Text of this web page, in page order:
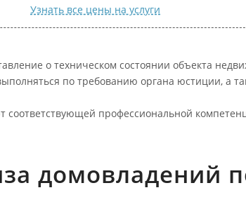
Узнать все цены на услуги
о техническом состоянии объекта
по требованию органа юстиции, а
соответствующей профессиональной
домовладений